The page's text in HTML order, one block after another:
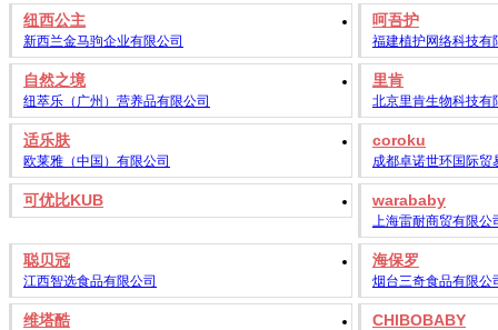
纽西公主
新西兰金马驹企业有限公司
呵吾护
福建植护网络科技有
自然之境
纽萃乐（广州）营养品有限公司
里肯
北京里肯生物科技有
适乐肤
欧莱雅（中国）有限公司
coroku
成都卓诺世环国际贸
可优比KUB warababy
上海雷耐商贸有限公
聪贝冠
江西智选食品有限公司
海保罗
烟台三奇食品有限公
维塔酷 CHIBOBABY